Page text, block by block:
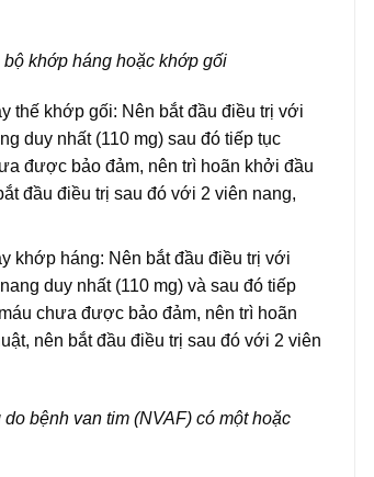
khớp háng hoặc khớp gối
thế khớp gối: Nên bắt đầu điều trị với
duy nhất (110 mg) sau đó tiếp tục
được bảo đảm, nên trì hoãn khởi đầu
đầu điều trị sau đó với 2 viên nang,
khớp háng: Nên bắt đầu điều trị với
duy nhất (110 mg) và sau đó tiếp
chưa được bảo đảm, nên trì hoãn
nên bắt đầu điều trị sau đó với 2 viên
bệnh van tim (NVAF) có một hoặc